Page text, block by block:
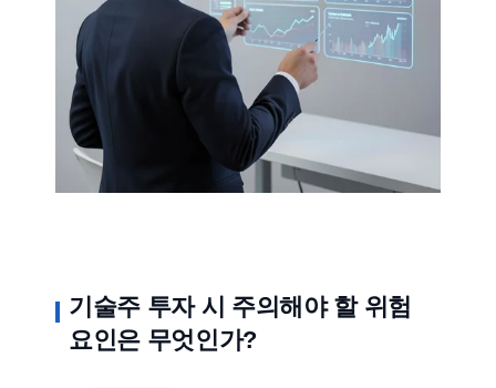
기술주 투자 시 주의해야 할 위험
요인은 무엇인가?